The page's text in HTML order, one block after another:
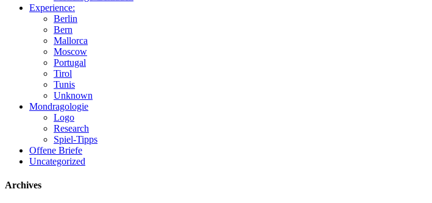
Experience:
Berlin
Bern
Mallorca
Moscow
Portugal
Tirol
Tunis
Unknown
Mondragologie
Logo
Research
Spiel-Tipps
Offene Briefe
Uncategorized
Archives